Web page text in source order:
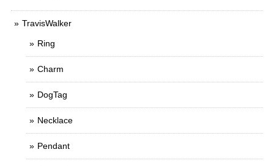
TravisWalker
Ring
Charm
DogTag
Necklace
Pendant